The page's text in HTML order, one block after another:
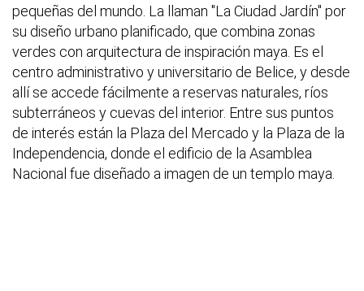
pequeñas del mundo. La llaman "La Ciudad Jardín" por
su diseño urbano planificado, que combina zonas
verdes con arquitectura de inspiración maya. Es el
centro administrativo y universitario de Belice, y desde
allí se accede fácilmente a reservas naturales, ríos
subterráneos y cuevas del interior. Entre sus puntos
de interés están la Plaza del Mercado y la Plaza de la
Independencia, donde el edificio de la Asamblea
Nacional fue diseñado a imagen de un templo maya.